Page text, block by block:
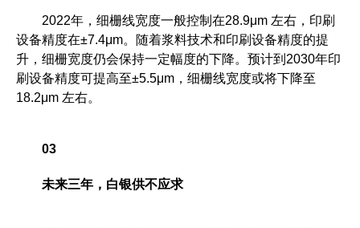
2022年，细栅线宽度一般控制在28.9μm 左右，印刷
设备精度在±7.4μm。随着浆料技术和印刷设备精度的提
升，细栅宽度仍会保持一定幅度的下降。预计到2030年印
刷设备精度可提高至±5.5μm，细栅线宽度或将下降至
18.2μm 左右。
03
未来三年，白银供不应求